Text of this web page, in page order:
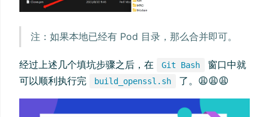
注：如果本地已经有 Pod 目录，那么合并即可。
经过上述几个填坑步骤之后，在 Git Bash
窗口中就
可以顺利执行完
build_openssl.sh 了。😩😩😩